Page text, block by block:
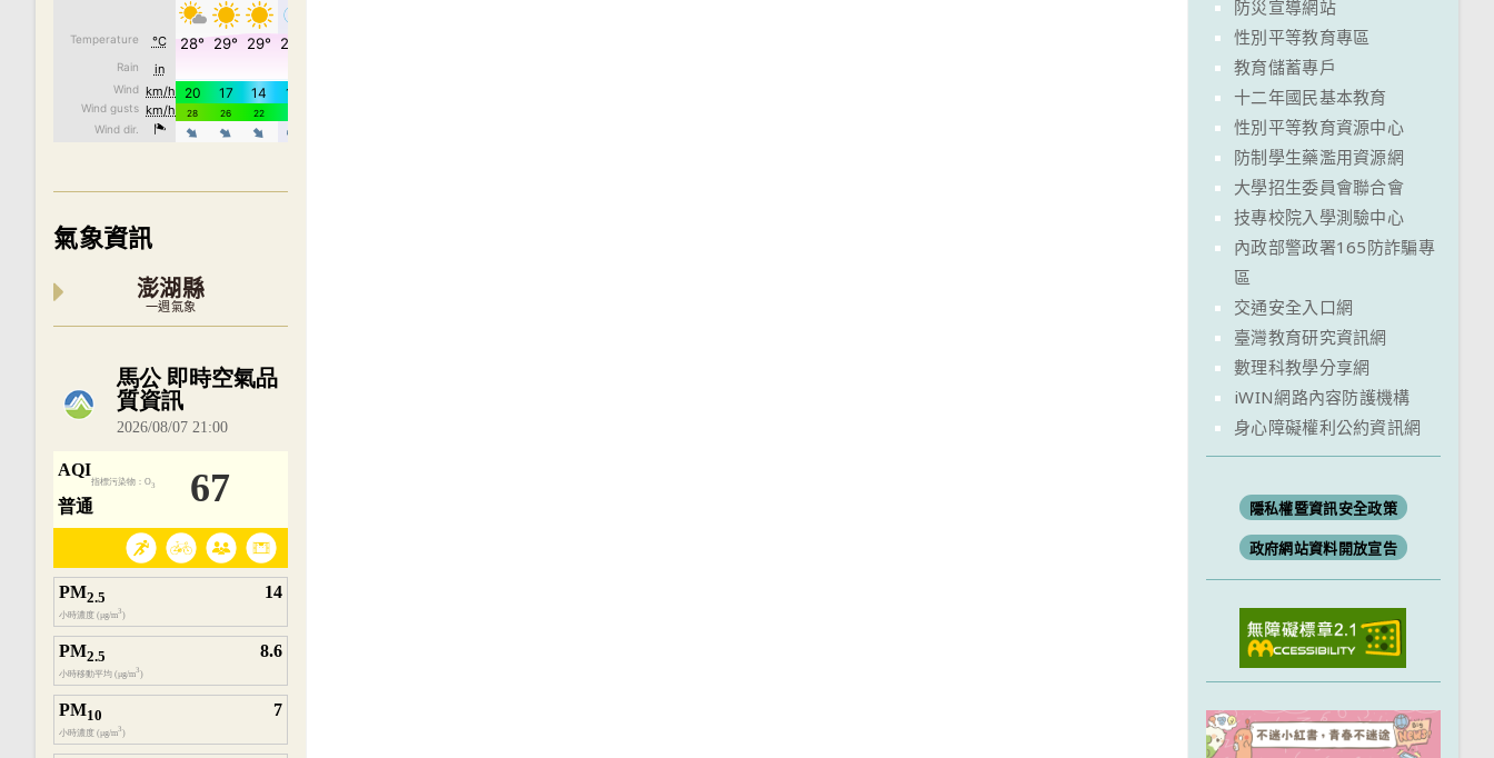
氣象資訊
澎湖縣
一週氣象
內嵌空氣品質小工具為視覺預覽，完整即時空氣品質資料請開啟
防災宣導網站
性別平等教育專區
教育儲蓄專戶
十二年國民基本教育
性別平等教育資源中心
防制學生藥濫用資源網
大學招生委員會聯合會
技專校院入學測驗中心
內政部警政署165防詐騙專
區
交通安全入口網
臺灣教育研究資訊網
數理科教學分享網
iWIN網路內容防護機構
身心障礙權利公約資訊網
隱私權暨資訊安全政策
政府網站資料開放宣告